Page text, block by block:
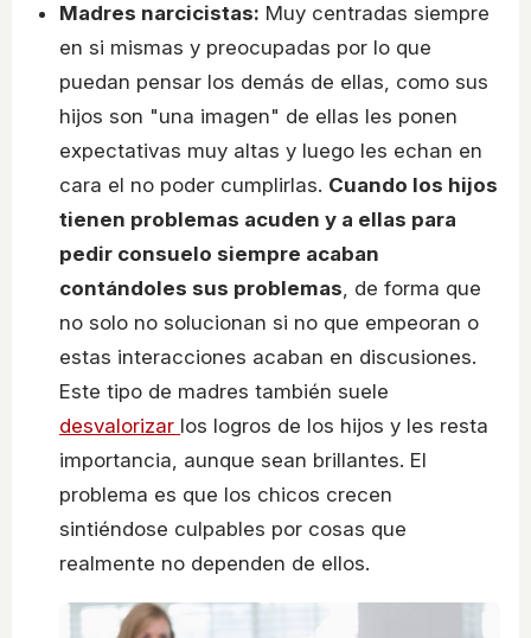
Madres narcicistas: Muy centradas siempre
en si mismas y preocupadas por lo que
puedan pensar los demás de ellas, como sus
hijos son "una imagen" de ellas les ponen
expectativas muy altas y luego les echan en
cara el no poder cumplirlas. Cuando los hijos
tienen problemas acuden y a ellas para
pedir consuelo siempre acaban
contándoles sus problemas, de forma que
no solo no solucionan si no que empeoran o
estas interacciones acaban en discusiones.
Este tipo de madres también suele
desvalorizar los logros de los hijos y les resta
importancia, aunque sean brillantes. El
problema es que los chicos crecen
sintiéndose culpables por cosas que
realmente no dependen de ellos.